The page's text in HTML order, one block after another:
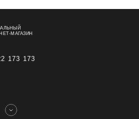
МАГАЗИН
173 173